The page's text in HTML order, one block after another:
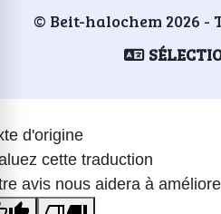
© Beit-halochem 2026 -
d'origine
cette traduction
avis nous aidera à